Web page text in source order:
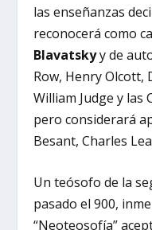
las enseñanzas
reconocerá como
Blavatskyy de
Row, Henry Olcott,
William Judge y las
pero considerará
Besant, Charles
Un teósofo de la
pasado el 900,
“Neoteosofía”